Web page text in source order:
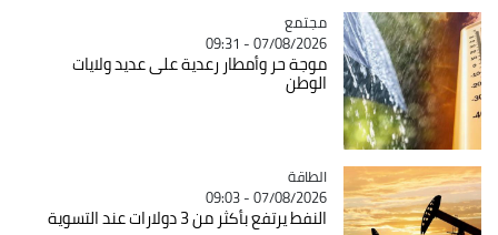
Catégorie
مجتمع
07/08/2026 - 09:31
موجة حر وأمطار رعدية على عديد ولايات
الوطن
Catégorie
الطاقة
07/08/2026 - 09:03
النفط يرتفع بأكثر من 3 دولارات عند التسوية